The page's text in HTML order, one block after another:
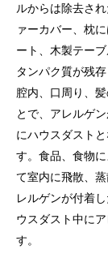
ルからは除去さ
ァーカバー、枕
ート、木製テー
タンパク質が残
腔内、口周り、
とで、アレルゲ
にハウスダスト
す。食品、食物
て室内に飛散、
レルゲンが付着
ウスダスト中に
す。